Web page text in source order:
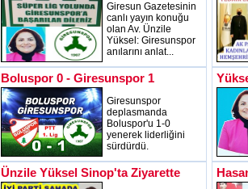
Giresun Gazetesinin
canlı yayın konuğu
olan Av. Ünzile
Yüksel: Giresunspor
anılarını anlat...
Boluspor 0 - Giresunspor 1
Giresunspor
deplasmanda
Boluspor'u 1-0
yenerek liderliğini
sürdürdü.
Ünzile Yüksel Sinop'ta Ziyarette